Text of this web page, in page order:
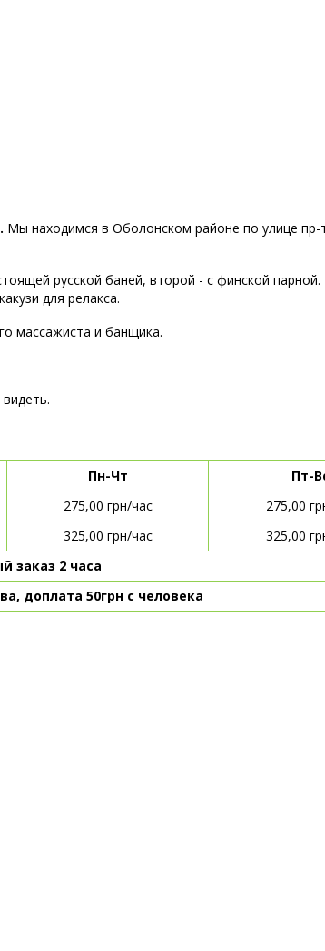
Мы находимся в Оболонском районе по улице пр-
русской баней, второй - с финской
для релакса.
массажиста и банщика.
Пн-Чт
Пт-
275,00 грн/час
275,00
325,00 грн/час
325,00
заказ 2 часа
доплата 50грн с человека